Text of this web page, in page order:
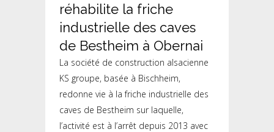
réhabilite la friche
industrielle des caves
de Bestheim à Obernai
La société de construction alsacienne
KS groupe, basée à Bischheim,
redonne vie à la friche industrielle des
caves de Bestheim sur laquelle,
l’activité est à l’arrêt depuis 2013 avec